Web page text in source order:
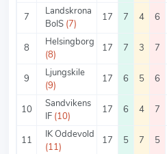
7
Landskrona
BoIS (7)
17 7 4 6
8
Helsingborg
(8)
17 7 3 7
9
Ljungskile
(9)
17 6 5 6
10
Sandvikens
IF (10)
17 6 4 7
11
IK Oddevold
(11)
17 5 7 5